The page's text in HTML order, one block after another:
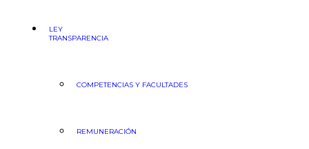
LEY
TRANSPARENCIA
COMPETENCIAS Y FACULTADES
REMUNERACIÓN